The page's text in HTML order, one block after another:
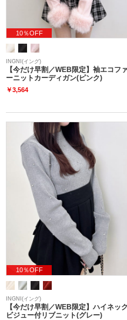
10％OFF
INGNI(イング)
【今だけ早割／WEB限定】袖エコフ
ーニットカーディガン(ピンク)
￥3,564
10％OFF
INGNI(イング)
【今だけ早割／WEB限定】ハイネック
ビジュー付リブニット(グレー)